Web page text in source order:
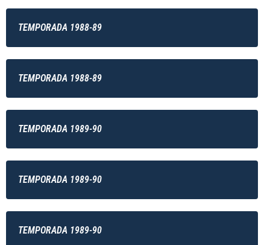
TEMPORADA 1988-89
TEMPORADA 1988-89
TEMPORADA 1989-90
TEMPORADA 1989-90
TEMPORADA 1989-90